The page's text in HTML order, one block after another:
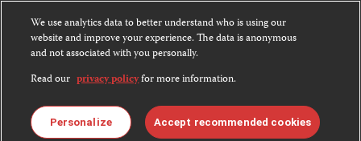
Except where noted, text on this website is licensed under a
License.
Images and other media are not covered by the Creative Commons license.
For more information about permissions, see ourFAQs.
We use analytics data to better understand who is using our
website and improve your experience. The data is anonymous
and not associated with you personally.
Read our privacy policyfor more information.
Personalize Accept recommended cookies